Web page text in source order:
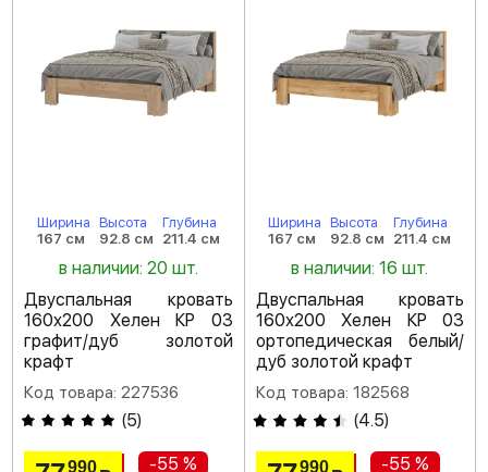
Ширина
167 см
Высота
92.8 см
Глубина
211.4 см
в наличии: 20 шт.
Двуспальная кровать
160х200 Хелен КР 03
графит/дуб золотой
крафт
Код товара: 227536
(5)
990 -55 %
Ширина
167 см
Высота
92.8 см
Глубина
211.4 см
в наличии: 16 шт.
Двуспальная кровать
160х200 Хелен КР 03
ортопедическая белый/
дуб золотой крафт
Код товара: 182568
(4.5)
990 -55 %